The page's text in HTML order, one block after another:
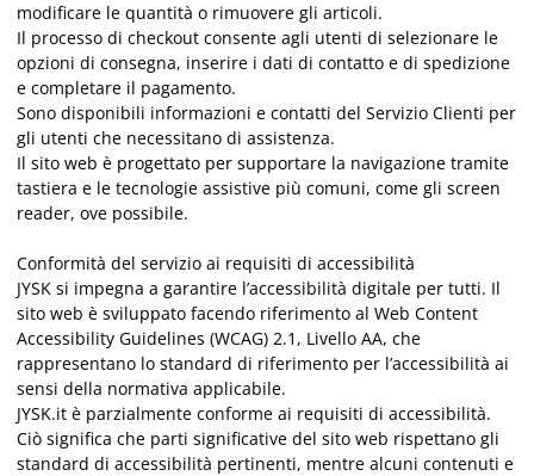
modificare le quantità o rimuovere gli articoli.
Il processo di checkout consente agli utenti di selezionare le
opzioni di consegna, inserire i dati di contatto e di spedizione
e completare il pagamento.
Sono disponibili informazioni e contatti del Servizio Clienti per
gli utenti che necessitano di assistenza.
Il sito web è progettato per supportare la navigazione tramite
tastiera e le tecnologie assistive più comuni, come gli screen
reader, ove possibile.
Conformità del servizio ai requisiti di accessibilità
JYSK si impegna a garantire l’accessibilità digitale per tutti. Il
sito web è sviluppato facendo riferimento al Web Content
Accessibility Guidelines (WCAG) 2.1, Livello AA, che
rappresentano lo standard di riferimento per l’accessibilità ai
sensi della normativa applicabile.
JYSK.it è parzialmente conforme ai requisiti di accessibilità.
Ciò significa che parti significative del sito web rispettano gli
standard di accessibilità pertinenti, mentre alcuni contenuti e